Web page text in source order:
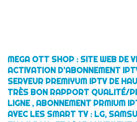
MEGA OTT SHOP : SITE WEB DE
ACTIVATION D'ABONNEMENT
SERVEUR PREMIYUM IPTV DE
TRÈS BON RAPPORT QUALITÉ/
LIGNE , ABONNEMENT PRMIUM
AVEC LES SMART TV : LG,